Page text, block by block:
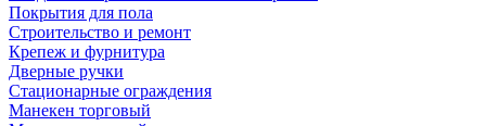
Покрытия для пола
Строительство и ремонт
Крепеж и фурнитура
Дверные ручки
Стационарные ограждения
Манекен торговый